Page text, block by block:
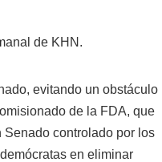
de KHN.
evitando un obstáculo
de la FDA, que
Senado controlado por los
en eliminar